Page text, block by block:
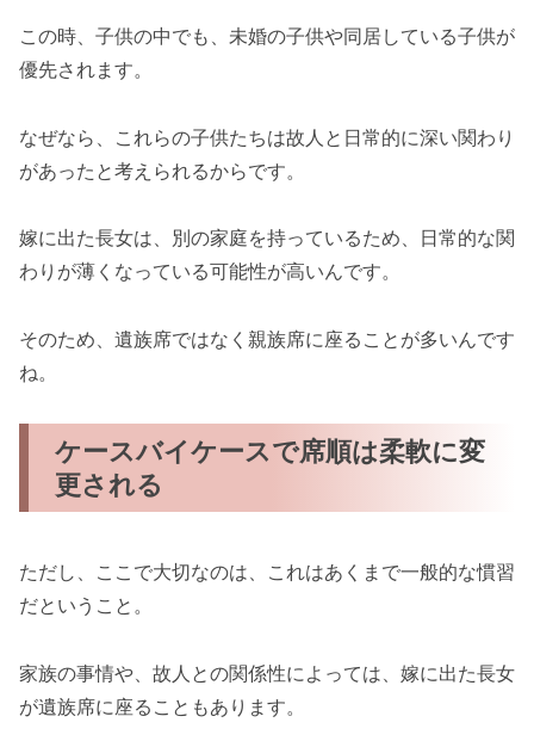
この時、子供の中でも、未婚の子供や同居している子供が
優先されます。
なぜなら、これらの子供たちは故人と日常的に深い関わり
があったと考えられるからです。
嫁に出た長女は、別の家庭を持っているため、日常的な関
わりが薄くなっている可能性が高いんです。
そのため、遺族席ではなく親族席に座ることが多いんです
ね。
ケースバイケースで席順は柔軟に変
更される
ただし、ここで大切なのは、これはあくまで一般的な慣習
だということ。
家族の事情や、故人との関係性によっては、嫁に出た長女
が遺族席に座ることもあります。